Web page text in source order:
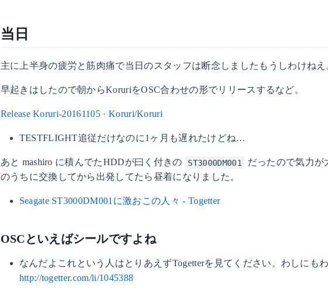
当日
主に上半身の疲労と筋肉痛で当日のスタッフは断念しましたもうしわけねえ
早起きはしたので朝からKoruriをOSC合わせの形でリリースするなど。
Release Koruri-20161105 · Koruri/Koruri
TESTFLIGHT追従だけなのに1ヶ月も遅れたけどね…
あと mashiro に積んでたHDDが曰く付きの ST3000DM001
だったので気力が
のうちに交換してから出発してたら昼着になりました。
Seagate ST3000DM001に激おこの人々 - Togetter
OSCといえばシールですよね
なんだよこれという人はとりあえずTogetterを見てください。わしにもわ
http://togetter.com/li/1045388